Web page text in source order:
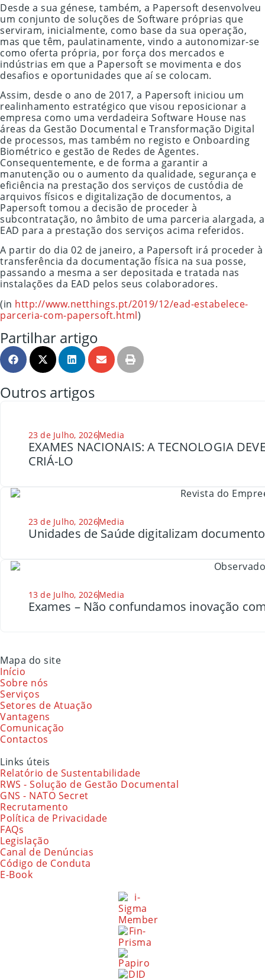
Desde a sua génese, também, a Papersoft desenvolveu
um conjunto de soluções de Software próprias que
serviram, inicialmente, como base da sua operação,
mas que têm, paulatinamente, vindo a autonomizar-se
como oferta própria, por força dos mercados e
indústrias em que a Papersoft se movimenta e dos
desafios e oportunidades que aí se colocam.
Assim, desde o ano de 2017, a Papersoft iniciou um
realinhamento estratégico que visou reposicionar a
empresa como uma verdadeira Software House nas
áreas da Gestão Documental e Transformação Digital
de processos, mas também no registo e Onboarding
Biométrico e gestão de Redes de Agentes.
Consequentemente, e de forma a garantir a
manutenção ou o aumento da qualidade, segurança e
eficiência na prestação dos serviços de custódia de
arquivos físicos e digitalização de documentos, a
Papersoft tomou a decisão de proceder à
subcontratação, no âmbito de uma parceria alargada, a
EAD para a prestação dos serviços acima referidos.
A partir do dia 02 de janeiro, a Papersoft irá proceder à
transferência da documentação física na sua posse,
passando a mesma a ser depositada e tratada nas
instalações da EAD pelos seus colaboradores.
(in http://www.netthings.pt/2019/12/ead-estabelece-
parceria-com-papersoft.html)
Partilhar artigo
Outros artigos
23 de Julho, 2026Media
EXAMES NACIONAIS: A TECNOLOGIA
CRIÁ-LO
23 de Julho, 2026Media
Unidades de Saúde digitalizam
13 de Julho, 2026Media
Exames – Não confundamos inovação
Mapa do site
Início
Sobre nós
Serviços
Setores de Atuação
Vantagens
Comunicação
Contactos
Links úteis
Relatório de Sustentabilidade
RWS - Solução de Gestão Documental
GNS - NATO Secret
Recrutamento
Política de Privacidade
FAQs
Legislação
Canal de Denúncias
Código de Conduta
E-Book